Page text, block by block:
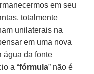
em seu
totalmente
unilaterais na
em uma nova
água da fonte
a “fórmula” não é